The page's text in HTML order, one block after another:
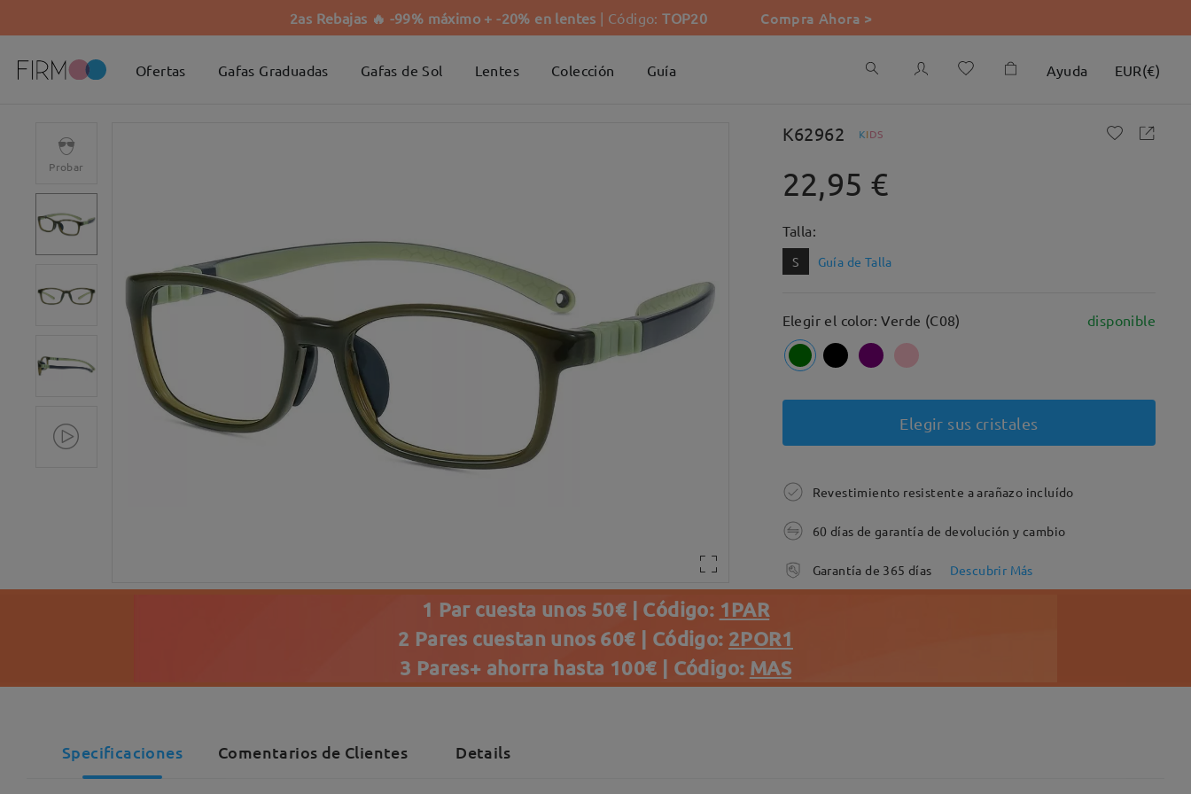
2as Rebajas 🔥 -99% máximo + -20% en lentes | Código:TOP20 Compra Ahora >
Ofertas Gafas Graduadas Gafas de Sol Lentes Colección Guía Ayuda EUR(€)
Probar
K62962 KIDS
22,95 €
Talla:
S Guía de Talla
Elegir el color: Verde (C08) disponible
Elegir sus cristales
Revestimiento resistente a arañazo incluído
60 días de garantía de devolución y cambio
Garantía de 365 días Descubrir Más
1 Par cuesta unos 50€ | Código: 1PAR
2 Pares cuestan unos 60€ | Código: 2POR1
3 Pares+ ahorra hasta 100€ | Código: MAS
Specificaciones Comentarios de Clientes Details